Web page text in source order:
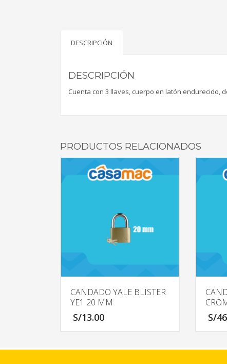
DESCRIPCIÓN
DESCRIPCIÓN
Cuenta con 3 llaves, cuerpo en latón endurecido,
PRODUCTOS RELACIONADOS
CANDADO YALE BLISTER
YE1 20 MM
S/13.00 S/